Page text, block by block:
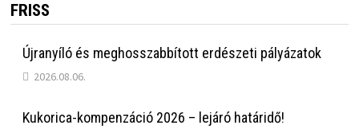
FRISS
Újranyíló és meghosszabbított erdészeti pályázatok
2026.08.06.
Kukorica-kompenzáció 2026 – lejáró határidő!